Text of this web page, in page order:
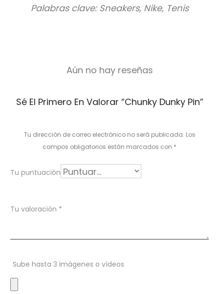
Palabras clave: Sneakers, Nike, Tenis
V
a
r
i
o
e
s
Aún no hay reseñas
Sé El Primero En Valorar “Chunky Dunky Pin”
Tu dirección de correo electrónico no será publicada. Los
campos obligatorios están marcados con *
Tu puntuación
Tu valoración *
Sube hasta 3 imágenes o vídeos